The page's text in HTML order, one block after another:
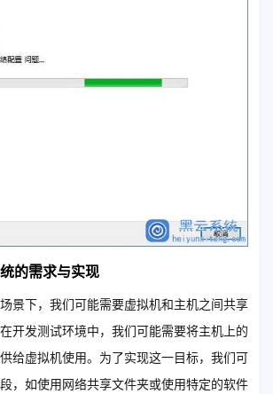
的需求与实现
景下，我们可能需要虚拟机和主机之间共享
开发测试环境中，我们可能需要将主机上的
给虚拟机使用。为了实现这一目标，我们可
，如使用网络共享文件夹或使用特定的软件